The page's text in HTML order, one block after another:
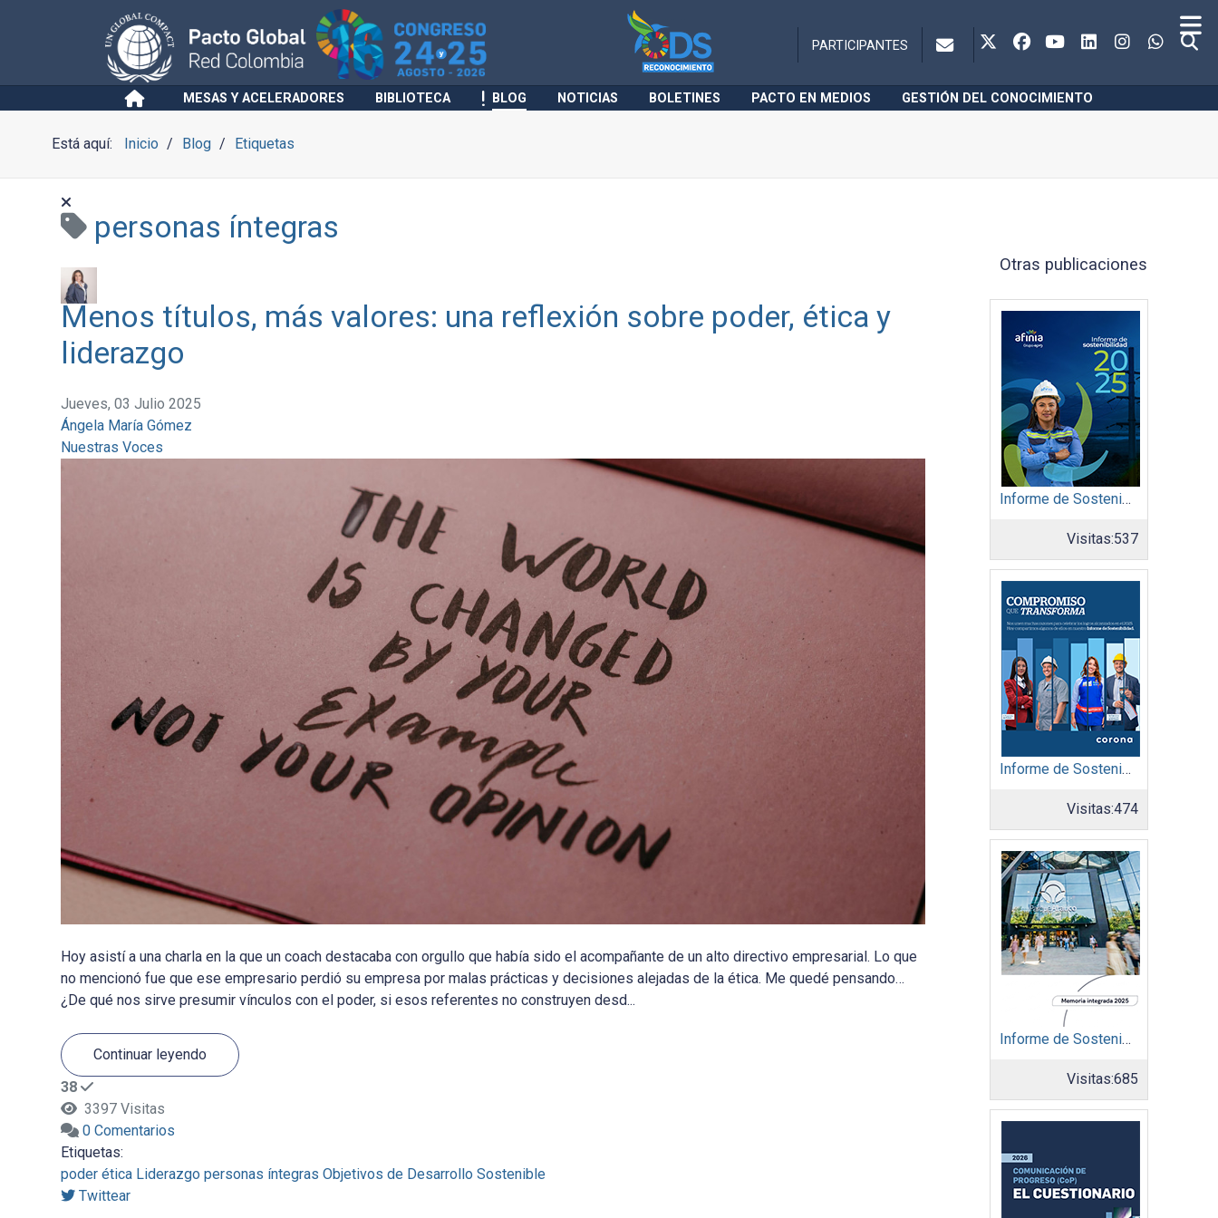
PARTICIPANTES
MESAS Y ACELERADORES BIBLIOTECA BLOG NOTICIAS BOLETINES PACTO EN MEDIOS GESTIÓN DEL CONOCIMIENTO
Está aquí: Inicio Blog Etiquetas
personas íntegras
Menos títulos, más valores: una reflexión sobre poder, ética y
liderazgo
Jueves, 03 Julio 2025
Ángela María Gómez
Nuestras Voces
Hoy asistí a una charla en la que un coach destacaba con orgullo que había sido el acompañante de un alto directivo empresarial. Lo que
no mencionó fue que ese empresario perdió su empresa por malas prácticas y decisiones alejadas de la ética. Me quedé pensando…
¿De qué nos sirve presumir vínculos con el poder, si esos referentes no construyen desd...
Continuar leyendo
38
3397 Visitas
0 Comentarios
Etiquetas:
poder ética Liderazgo personas íntegras Objetivos de Desarrollo Sostenible
Twittear
Otras publicaciones
Informe de Sostenibilidad 2025: Afinia filial del Grupo EPM
Visitas:537
Informe de Sostenibilidad 2025: Organización Corona
Visitas:474
Informe de Sostenibilidad 2025: Parque Arauco
Visitas:685